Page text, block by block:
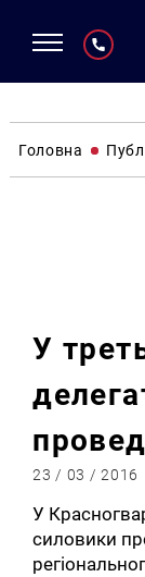
Головна
У
23 / 03 / 2016
У
силовики